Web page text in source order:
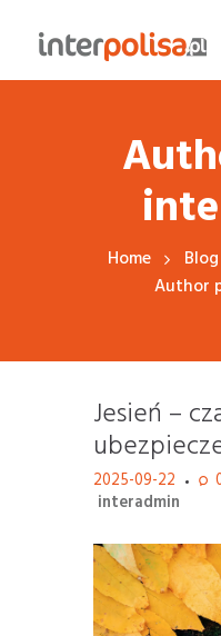
Home
Author
Jesień –
2025-09-22
interadmin